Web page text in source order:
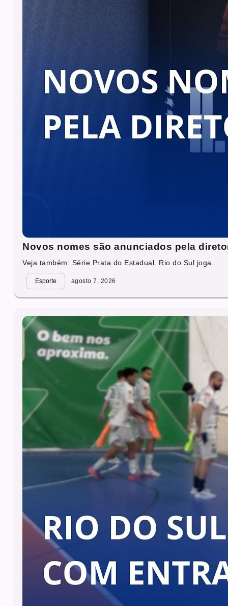
Novos nomes são anunciados pela
Veja também: Série Prata do Estadual. Rio do Sul joga...
Esporte agosto 7, 2026